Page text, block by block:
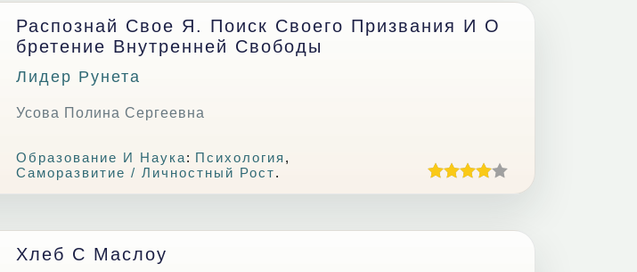
Распознай Свое Я. Поиск Своего Призвания И О
Бретение Внутренней Свободы
Лидер Рунета
Усова Полина Сергеевна
Образование И Наука: Психология ,
Саморазвитие / Личностный Рост.
Хлеб С Маслоу